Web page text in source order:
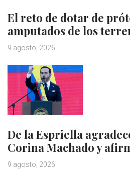
El reto de dotar de
amputados de los
9 agosto, 2026
De la Espriella
Corina Machado y
9 agosto, 2026